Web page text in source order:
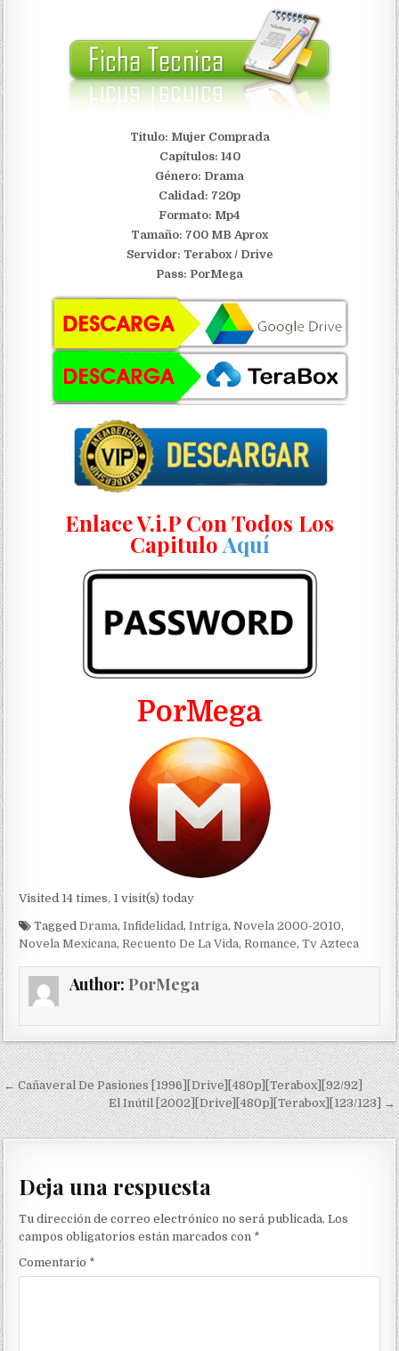
Titulo: Mujer Comprada
Capítulos: 140
Género: Drama
Calidad: 720p
Formato: Mp4
Tamaño: 700 MB Aprox
Servidor: Terabox / Drive
Pass: PorMega
Enlace V.i.P Con Todos Los
CapituloAquí
PorMega
Visited 14 times, 1 visit(s) today
TaggedDrama,Infidelidad ,Intriga,Novela 2000-2010,
Novela Mexicana,Recuento De La Vida,Romance,Tv Azteca
Author: PorMega
Navegación de entradas
← Cañaveral De Pasiones [1996][Drive][480p][Terabox][92/92]
El Inútil [2002][Drive][480p][Terabox][123/123] →
Deja una respuesta
Tu dirección de correo electrónico no será publicada. Los
campos obligatorios están marcados con *
Comentario *